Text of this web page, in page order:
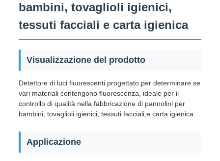
bambini, tovaglioli igienici,
tessuti facciali e carta igienica
Visualizzazione del prodotto
Detettore di luci fluorescenti progettato per determinare se
vari materiali contengono fluorescenza, ideale per il
controllo di qualità nella fabbricazione di pannolini per
bambini, tovaglioli igienici, tessuti facciali,e carta igienica.
Applicazione